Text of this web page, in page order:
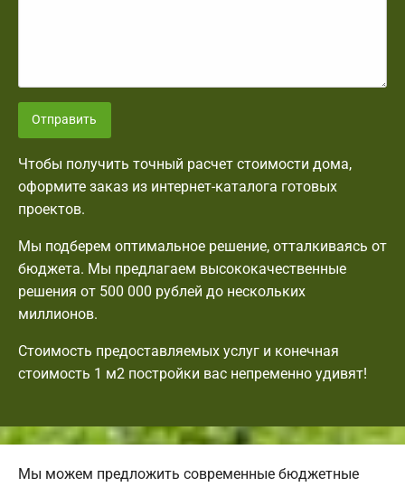
Отправить
Чтобы получить точный расчет стоимости дома,
оформите заказ из интернет-каталога готовых
проектов.
Мы подберем оптимальное решение, отталкиваясь от
бюджета. Мы предлагаем высококачественные
решения от 500 000 рублей до нескольких
миллионов.
Стоимость предоставляемых услуг и конечная
стоимость 1 м2 постройки вас непременно удивят!
Мы можем предложить современные бюджетные